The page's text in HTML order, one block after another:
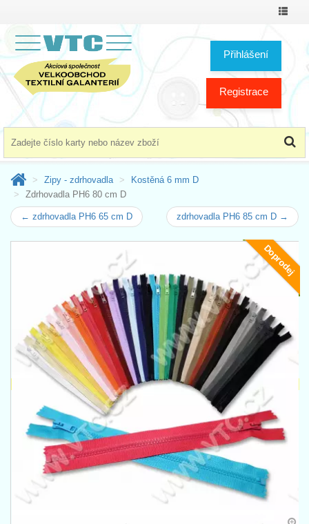
Přihlášení
Registrace
Zipy - zdrhovadla
Kostěná 6 mm D
Zdrhovadla PH6 80 cm D
← zdrhovadla PH6 65 cm D zdrhovadla PH6 85 cm D →
Doprodej